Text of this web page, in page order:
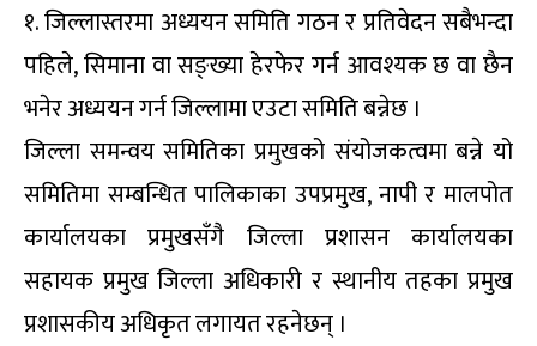
१. जिल्लास्तरमा अध्ययन समिति गठन र प्रतिवेदन सबैभन्दा
पहिले, सिमाना वा सङ्ख्या हेरफेर गर्न आवश्यक छ वा छैन
भनेर अध्ययन गर्न जिल्लामा एउटा समिति बन्नेछ ।
जिल्ला समन्वय समितिका प्रमुखको संयोजकत्वमा बन्ने यो
समितिमा सम्बन्धित पालिकाका उपप्रमुख, नापी र मालपोत
कार्यालयका प्रमुखसँगै जिल्ला प्रशासन कार्यालयका
सहायक प्रमुख जिल्ला अधिकारी र स्थानीय तहका प्रमुख
प्रशासकीय अधिकृत लगायत रहनेछन् ।